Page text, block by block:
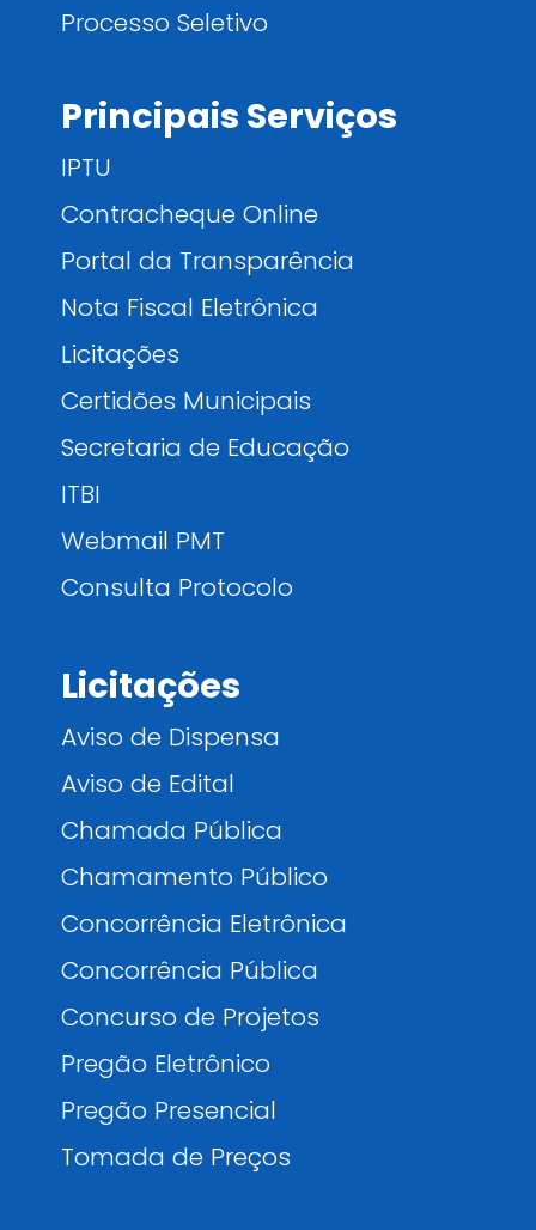
Processo Seletivo
Principais Serviços
IPTU
Contracheque Online
Portal da Transparência
Nota Fiscal Eletrônica
Licitações
Certidões Municipais
Secretaria de Educação
ITBI
Webmail PMT
Consulta Protocolo
Licitações
Aviso de Dispensa
Aviso de Edital
Chamada Pública
Chamamento Público
Concorrência Eletrônica
Concorrência Pública
Concurso de Projetos
Pregão Eletrônico
Pregão Presencial
Tomada de Preços